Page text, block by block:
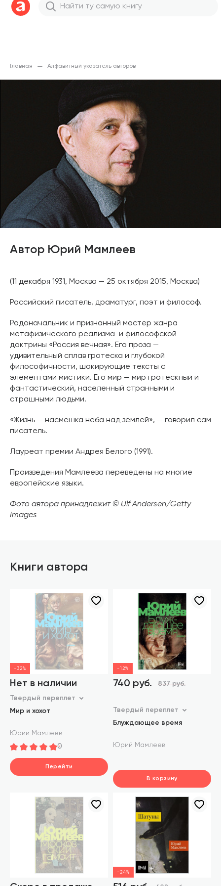
Главная Алфавитный указатель авторов
Автор Юрий Мамлеев
(11 декабря 1931, Москва — 25 октября 2015, Москва)
Российский писатель, драматург, поэт и философ.
Родоначальник и признанный мастер жанра
метафизического реализма и философской
доктрины «Россия вечная». Его проза —
удивительный сплав гротеска и глубокой
философичности, шокирующие тексты с
элементами мистики. Его мир — мир гротескный и
фантастический, населенный странными и
страшными людьми.
«Жизнь — насмешка неба над землей», — говорил сам
писатель.
Лауреат премии Андрея Белого (1991).
Произведения Мамлеева переведены на многие
европейские языки.
Фото автора принадлежит © Ulf Andersen/Getty
Images
Книги автора
-32%
Нет в наличии
Твердый переплет
Мир и хохот
Юрий Мамлеев
0
Перейти
-12%
740 руб. 837 руб.
Твердый переплет
Блуждающее время
Юрий Мамлеев
В корзину
-24%